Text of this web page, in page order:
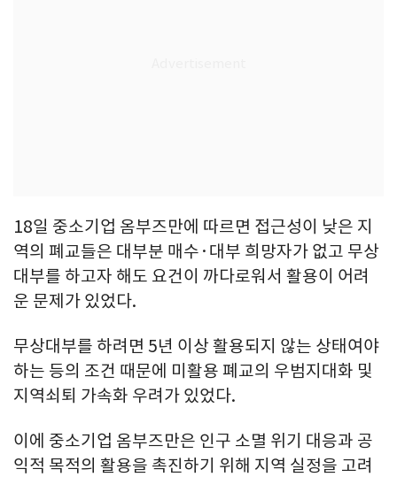
18일 중소기업 옴부즈만에 따르면 접근성이 낮은 지
역의 폐교들은 대부분 매수·대부 희망자가 없고 무상
대부를 하고자 해도 요건이 까다로워서 활용이 어려
운 문제가 있었다.
무상대부를 하려면 5년 이상 활용되지 않는 상태여야
하는 등의 조건 때문에 미활용 폐교의 우범지대화 및
지역쇠퇴 가속화 우려가 있었다.
이에 중소기업 옴부즈만은 인구 소멸 위기 대응과 공
익적 목적의 활용을 촉진하기 위해 지역 실정을 고려